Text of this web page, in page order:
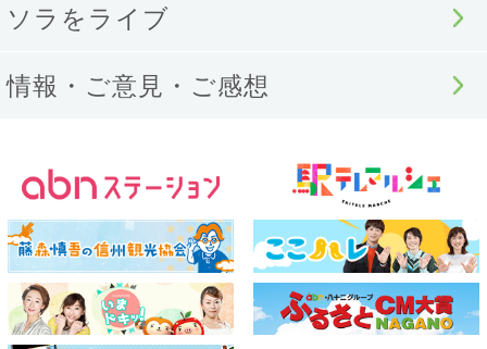
ソラをライブ
情報・ご意見・ご感想